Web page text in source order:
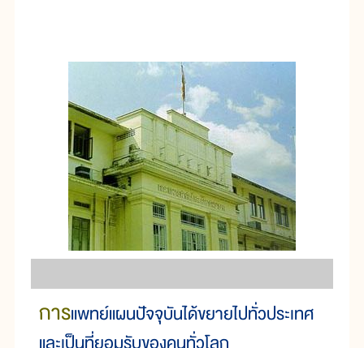
การแพทย์แผนปัจจุบันได้ขยายไปทั่วประเทศ